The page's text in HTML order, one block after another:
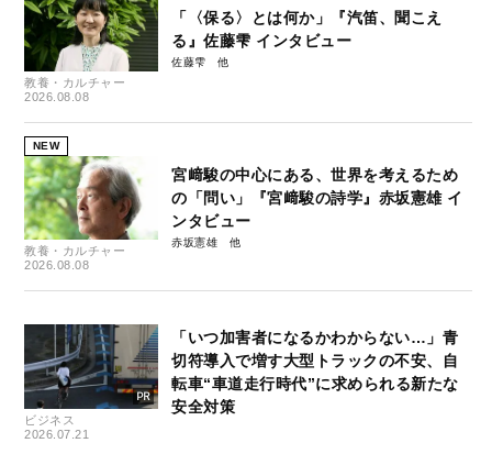
教養・カルチャー
2026.08.08
「〈保る〉とは何か」『汽笛、聞こえ
る』佐藤雫 インタビュー
佐藤雫
NEW
教養・カルチャー
2026.08.08
宮﨑駿の中心にある、世界を考えるため
の「問い」『宮﨑駿の詩学』赤坂憲雄 イ
ンタビュー
赤坂憲雄
ビジネス
2026.07.21
「いつ加害者になるかわからない…」青
切符導入で増す大型トラックの不安、自
転車“車道走行時代”に求められる新たな
安全対策